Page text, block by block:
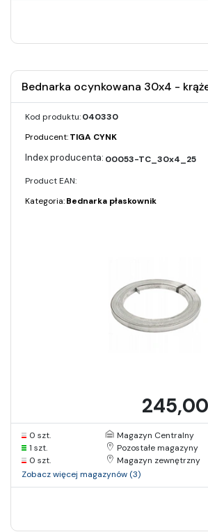
Bednarka ocynkowana 30x4 -
Kod produktu:040330
Producent:TIGA CYNK
00053-TC_30x4_25
Product EAN:
Kategoria:Bednarka płaskownik
245,00
0 szt.
Magazyn Centralny
1 szt.
Pozostałe magazyny
0 szt.
Magazyn zewnętrzny
Zobacz więcej magazynów (3)